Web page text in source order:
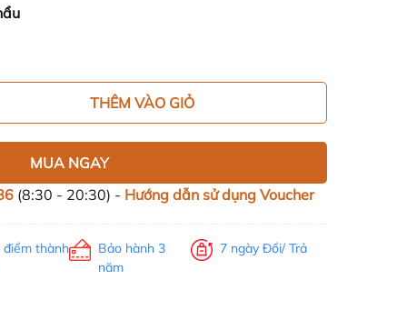
THÊM VÀO GIỎ
MUA NGAY
(8:30 - 20:30) - Hướng dẫn sử dụng Voucher
điểm thành
Bảo hành 3
năm
7 ngày Đổi/ Trả